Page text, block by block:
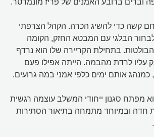
וברים ברובע האמנים של פריז מונמרטר.
קשה כדי להשיג הכרה. הקהל הצרפתי
הבלגי עם המבטא החזק, הקומה
הבולטות. בתחילת הקריירה שלו הוא נרדף
עליו לרדת מהבמה. הייתה אפילו פעם
כמנהג אותם ימים כלפי אמני במה גרועים.
מפתח סגנון ייחודי המשלב עוצמה רגשית
חדה ובמיוחד מתמחה בתיאור הסתירות